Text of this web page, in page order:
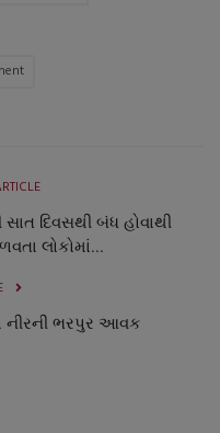
દિવસથી બંધ હોવાથી
લોકોમાં...
નીરની ભરપુર આવક